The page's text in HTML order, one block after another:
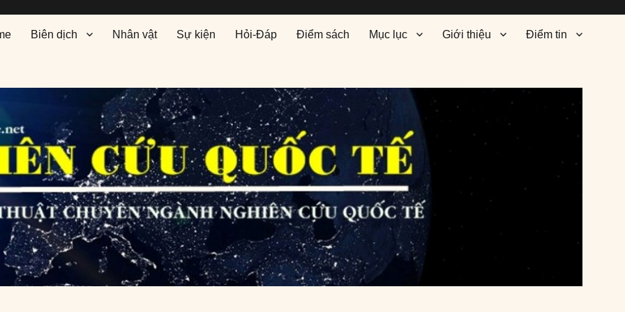
Biên dịch Nhân vật Sự kiện Hỏi-Đáp Điểm sách Mục lục Giới thiệu Điểm tin